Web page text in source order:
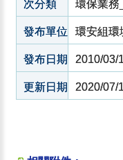
次分類 環保業務
發布單位 環安組環
發布日期 2010/03/
更新日期 2020/07/